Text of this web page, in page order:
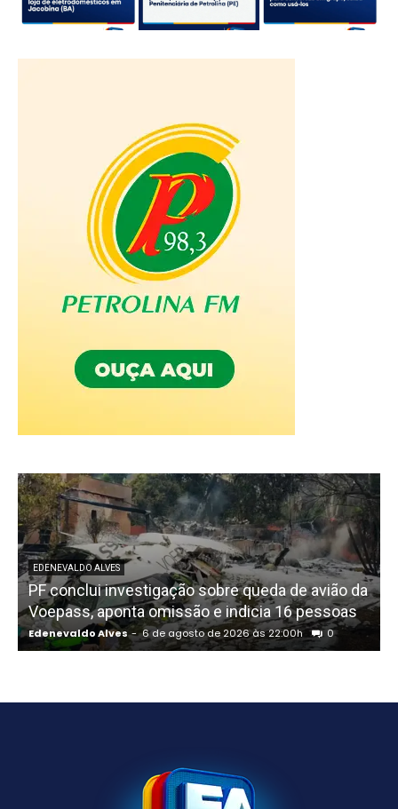
EDENEVALDO ALVES
PF conclui investigação sobre queda de avião da
Voepass, aponta omissão e indicia 16 pessoas
Edenevaldo Alves - 6 de agosto de 2026 às 22:00h 0